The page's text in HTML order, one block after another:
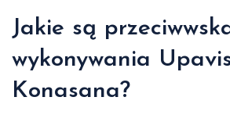
Jakie są
wykonywania
Konasana?